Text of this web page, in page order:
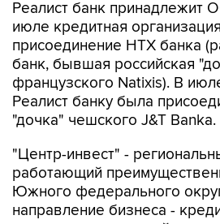
Реалист банк принадлежит
июле кредитная
присоединение НТХ банка
банк, бывшая российская
французского Natixis). В
Реалист банку была
"дочка" чешского J&T Banka.
"Центр-инвест" -
работающий
Южного федерального
направление бизнеса -